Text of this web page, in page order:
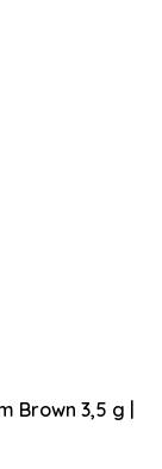
Brown 3,5 g |